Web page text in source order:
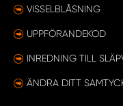
VISSELBLÅSNING
UPPFÖRANDEKOD
INREDNING TILL
ÄNDRA DITT